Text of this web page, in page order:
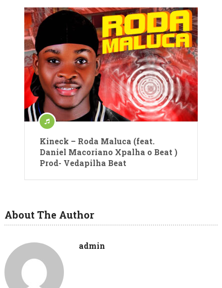
Kineck – Roda Maluca (feat.
Daniel Macoriano Xpalha o Beat )
Prod- Vedapilha Beat
About The Author
admin